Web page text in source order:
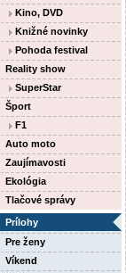
Kino, DVD
Knižné novinky
Pohoda festival
Reality show
SuperStar
Šport
F1
Auto moto
Zaujímavosti
Ekológia
Tlačové správy
Prílohy
Pre ženy
Víkend